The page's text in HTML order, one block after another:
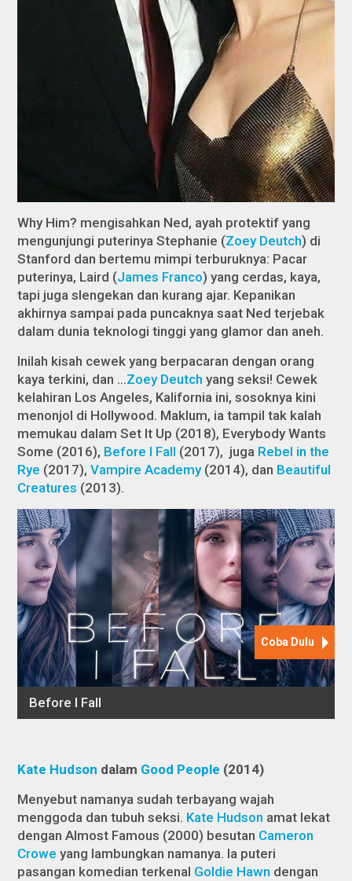
Why Him? mengisahkan Ned, ayah protektif yang
mengunjungi puterinya Stephanie (Zoey Deutch) di
Stanford dan bertemu mimpi terburuknya: Pacar
puterinya, Laird (James Franco) yang cerdas, kaya,
tapi juga slengekan dan kurang ajar. Kepanikan
akhirnya sampai pada puncaknya saat Ned terjebak
dalam dunia teknologi tinggi yang glamor dan aneh.
Inilah kisah cewek yang berpacaran dengan orang
kaya terkini, dan …Zoey Deutch yang seksi! Cewek
kelahiran Los Angeles, Kalifornia ini, sosoknya kini
menonjol di Hollywood. Maklum, ia tampil tak kalah
memukau dalamSet It Up (2018), Everybody Wants
Some (2016), Before I Fall (2017), juga Rebel in the
Rye (2017),Vampire Academy (2014), dan Beautiful
Creatures (2013).
Kate Hudson dalam Good People (2014)
Menyebut namanya sudah terbayang wajah
menggoda dan tubuh seksi. Kate Hudson amat lekat
denganAlmost Famous (2000) besutan Cameron
Crowe yang lambungkan namanya. Ia puteri
pasangan komedian terkenal Goldie Hawn dengan